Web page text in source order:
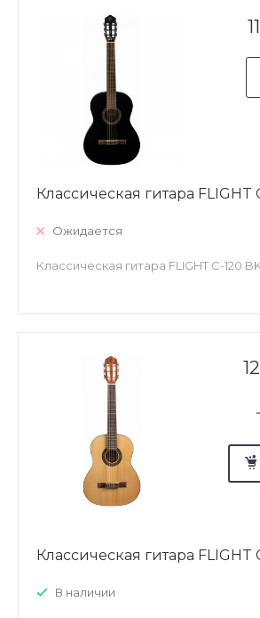
Классическая гитара FLIGHT
Ожидается
Классическая гитара FLIGHT C-120
-
Классическая гитара FLIGHT
В наличии